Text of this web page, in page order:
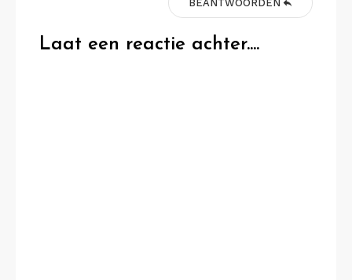
BEANTWOORDEN
Laat een reactie achter....